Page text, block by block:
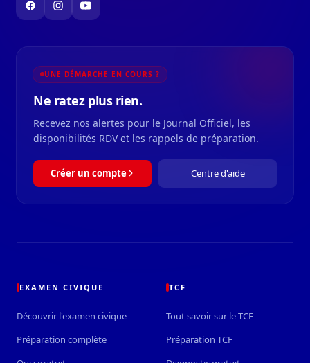
UNE DÉMARCHE EN COURS ?
Ne ratez plus rien.
Recevez nos alertes pour le Journal Officiel, les
disponibilités RDV et les rappels de préparation.
Créer un compte Centre d'aide
EXAMEN CIVIQUE
Découvrir l'examen civique
Préparation complète
TCF
Tout savoir sur le TCF
Préparation TCF